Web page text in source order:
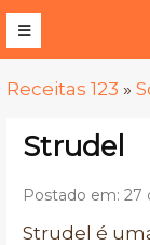
Receitas 123 »
Strudel
Postado em: 27
Strudel é